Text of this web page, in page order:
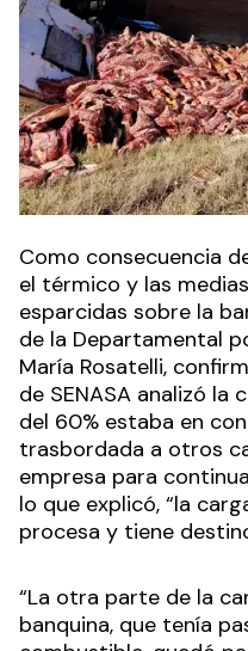
Como consecuencia
el térmico y las
esparcidas sobre la
de la Departamental
María Rosatelli,
de SENASA analizó la
del 60% estaba en
trasbordada a otros
empresa para
lo que explicó, “la
procesa y tiene
“La otra parte de la
banquina, que tenía